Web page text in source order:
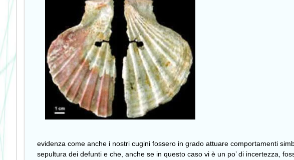
evidenza come anche i nostri cugini fossero in grado attuare comportamenti
sepultura dei defunti e che, anche se in questo caso vi è un po’ di incertezza,